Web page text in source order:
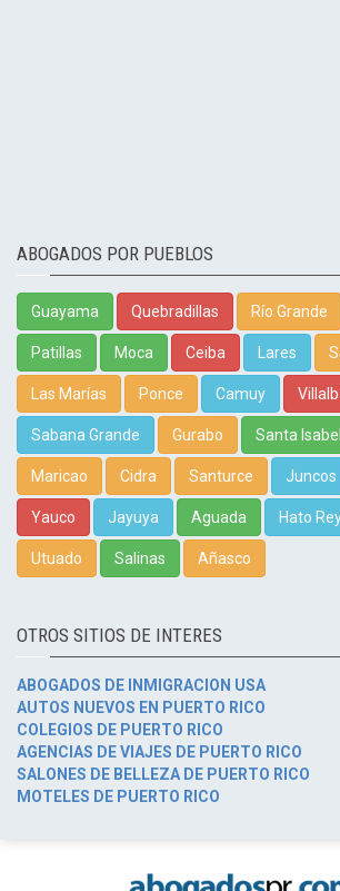
ABOGADOS POR PUEBLOS
Guayama Quebradillas Río Grande
Patillas Moca Ceiba Lares
Las Marías Ponce Camuy
Sabana Grande Gurabo Santa Isabel
Maricao Cidra Santurce Juncos
Yauco Jayuya Aguada Hato
Utuado Salinas Añasco
OTROS SITIOS DE INTERES
ABOGADOS DE INMIGRACION USA
AUTOS NUEVOS EN PUERTO RICO
COLEGIOS DE PUERTO RICO
AGENCIAS DE VIAJES DE PUERTO RICO
SALONES DE BELLEZA DE PUERTO RICO
MOTELES DE PUERTO RICO